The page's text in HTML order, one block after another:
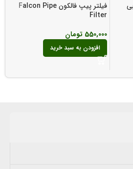
فیلتر پیپ فالکون Falcon Pipe
Filter
550,000 تومان
افزودن به سبد خرید